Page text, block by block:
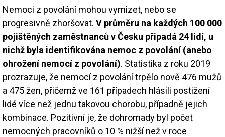
Nemoci z povolání mohou vymizet, nebo se
progresivně zhoršovat. V průměru na každých 100 000
pojištěných zaměstnanců v Česku připadá 24 lidí, u
nichž byla identifikována nemoc z povolání (anebo
ohrožení nemocí z povolání). Statistika z roku 2019
prozrazuje, že nemocí z povolání trpělo nově 476 mužů
a 475 žen, přičemž ve 161 případech hlásili postižení
lidé více než jednu takovou chorobu, případně jejich
kombinace. Pozitivní je, že dohromady byl počet
nemocných pracovníků o 10 % nižší než v roce